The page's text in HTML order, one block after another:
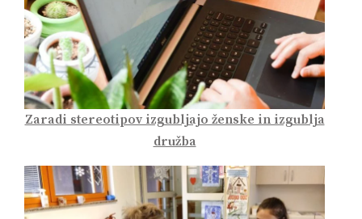
Zaradi stereotipov izgubljajo ženske in izgublja
družba